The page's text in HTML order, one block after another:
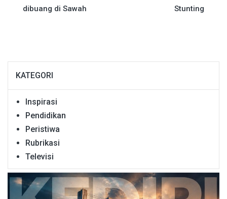
dibuang di Sawah
Stunting
KATEGORI
Inspirasi
Pendidikan
Peristiwa
Rubrikasi
Televisi